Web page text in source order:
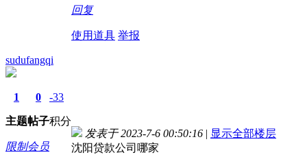
回复
使用道具 举报
sudufangqi
1
主题
0
帖子
-33
积分
限制会员
发表于 2023-7-6 00:50:16 | 显示全部楼层
沈阳贷款公司哪家